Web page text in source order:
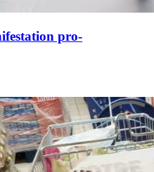
pro-